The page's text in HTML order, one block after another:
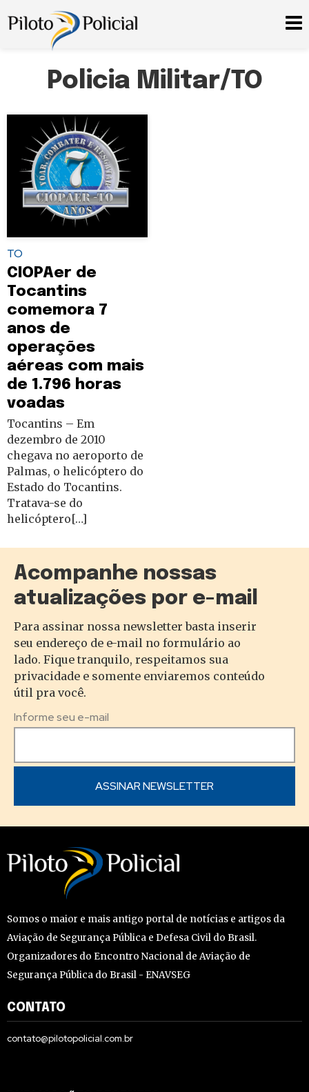
Policia Militar/TO
TO
CIOPAer de
Tocantins
comemora 7
anos de
operações
aéreas com mais
de 1.796 horas
voadas
Tocantins – Em
dezembro de 2010
chegava no aeroporto de
Palmas, o helicóptero do
Estado do Tocantins.
Tratava-se do
helicóptero[…]
Acompanhe nossas
atualizações por e-mail
Para assinar nossa newsletter basta inserir
seu endereço de e-mail no formulário ao
lado. Fique tranquilo, respeitamos sua
privacidade e somente enviaremos conteúdo
útil pra você.
Informe seu e-mail
Somos o maior e mais antigo portal de notícias e artigos da
Aviação de Segurança Pública e Defesa Civil do Brasil.
Organizadores do Encontro Nacional de Aviação de
Segurança Pública do Brasil - ENAVSEG
CONTATO
contato@pilotopolicial.com.br